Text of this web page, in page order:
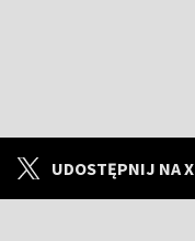
UDOSTĘPNIJ NA X